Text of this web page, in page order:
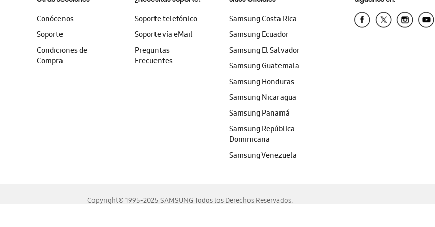
Conócenos
Soporte
Condiciones de
Compra
Soporte telefónico
Soporte vía eMail
Preguntas
Frecuentes
Samsung Costa Rica
Samsung Ecuador
Samsung El Salvador
Samsung Guatemala
Samsung Honduras
Samsung Nicaragua
Samsung Panamá
Samsung República
Dominicana
Samsung Venezuela
Copyright© 1995-2025 SAMSUNG Todos los Derechos Reservados.